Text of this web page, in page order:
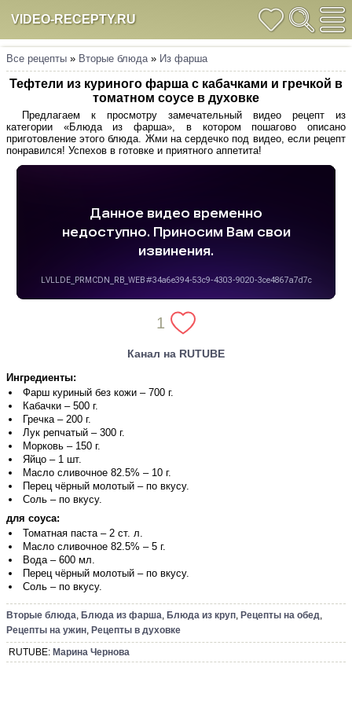
VIDEO-RECEPTY.RU
Все рецепты » Вторые блюда» Из фарша
Тефтели из куриного фарша с кабачками и гречкой в
томатном соусе в духовке
Предлагаем к просмотру замечательный видео рецепт из
категории «Блюда из фарша», в котором пошагово описано
приготовление этого блюда. Жми на сердечко под видео, если рецепт
понравился! Успехов в готовке и приятного аппетита!
1
Канал на RUTUBE
Ингредиенты:
Фарш куриный без кожи – 700 г.
Кабачки – 500 г.
Гречка – 200 г.
Лук репчатый – 300 г.
Морковь – 150 г.
Яйцо – 1 шт.
Масло сливочное 82.5% – 10 г.
Перец чёрный молотый – по вкусу.
Соль – по вкусу.
для соуса:
Томатная паста – 2 ст. л.
Масло сливочное 82.5% – 5 г.
Вода – 600 мл.
Перец чёрный молотый – по вкусу.
Соль – по вкусу.
Вторые блюда, Блюда из фарша, Блюда из круп, Рецепты на обед,
Рецепты на ужин, Рецепты в духовке
RUTUBE: Марина Чернова